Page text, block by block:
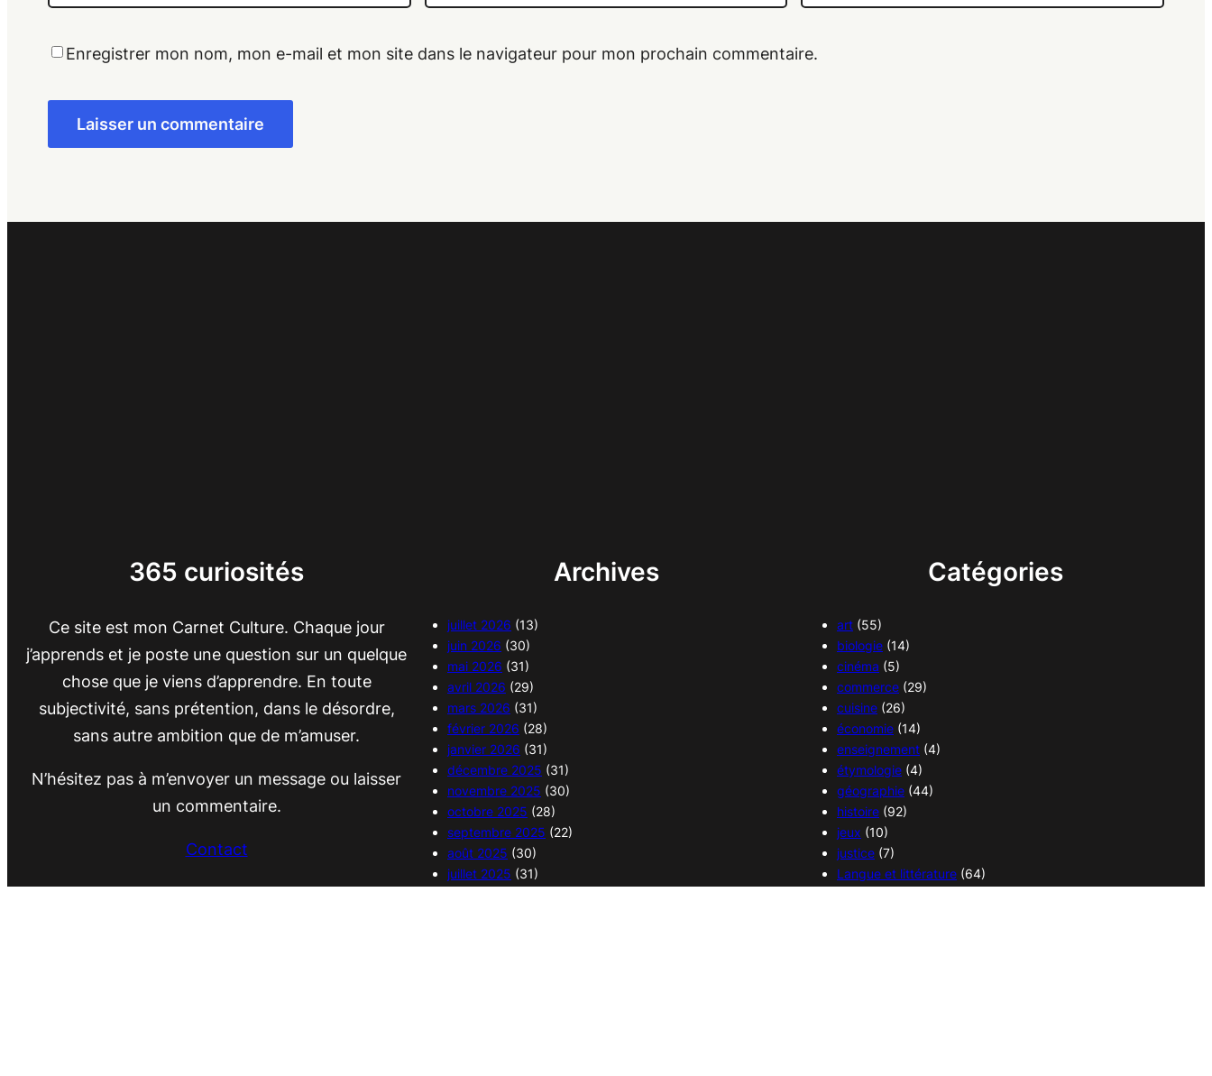
Enregistrer mon nom, mon e-mail et mon site dans le navigateur pour mon prochain commentaire.
365 curiosités
Ce site est mon Carnet Culture. Chaque jour
j’apprends et je poste une question sur un quelque
chose que je viens d’apprendre. En toute
subjectivité, sans prétention, dans le désordre,
sans autre ambition que de m’amuser.
N’hésitez pas à m’envoyer un message ou laisser
un commentaire.
Contact
Archives
juillet 2026 (13)
juin 2026 (30)
mai 2026 (31)
avril 2026 (29)
mars 2026 (31)
février 2026 (28)
janvier 2026 (31)
décembre 2025 (31)
novembre 2025 (30)
octobre 2025 (28)
septembre 2025 (22)
août 2025 (30)
juillet 2025 (31)
Catégories
art (55)
biologie (14)
cinéma (5)
commerce (29)
cuisine (26)
économie (14)
enseignement (4)
étymologie (4)
géographie (44)
histoire (92)
jeux (10)
justice (7)
Langue et littérature (64)